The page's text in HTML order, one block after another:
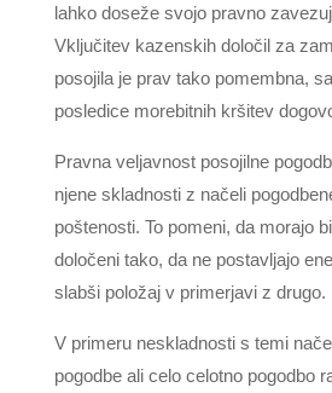
lahko doseže svojo pravno
Vključitev kazenskih določil za
posojila je prav tako pomembna,
posledice morebitnih kršitev
Pravna veljavnost posojilne
njene skladnosti z načeli
poštenosti. To pomeni, da morajo
določeni tako, da ne postavljajo
slabši položaj v primerjavi z drugo.
V primeru neskladnosti s temi
pogodbe ali celo celotno pogodbo